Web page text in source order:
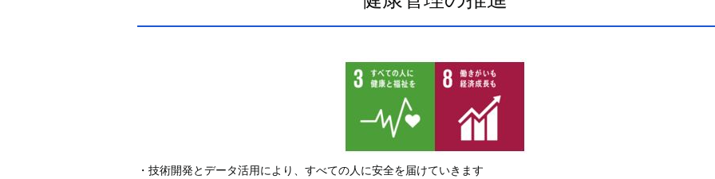
・技術開発とデータ活用により、すべての人に安全を届けていきます